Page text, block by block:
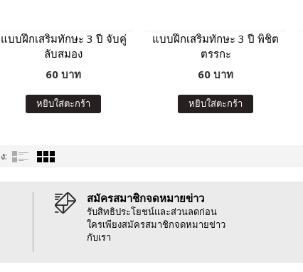
แบบฝึกเสริมทักษะ 3 ปี จับคู่
ลับสมอง
60 บาท
หยิบใส่ตะกร้า
แบบฝึกเสริมทักษะ 3 ปี พิชิต
ตรรกะ
60 บาท
หยิบใส่ตะกร้า
:
สมัครสมาชิกจดหมายข่าว
รับสิทธิประโยชน์และส่วนลดก่อน
ใครเพียงสมัครสมาชิกจดหมายข่าว
กับเรา